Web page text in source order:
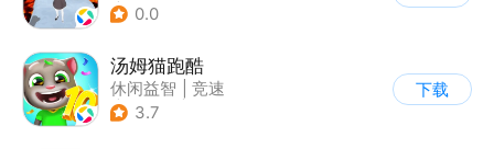
| 日系
0.0
汤姆猫跑酷
休闲益智
竞速
| 汤姆猫
3.7
下载